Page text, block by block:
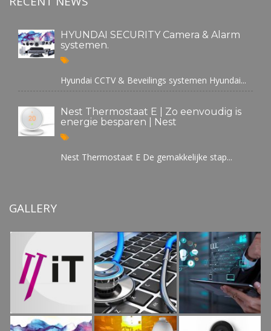
HYUNDAI SECURITY Camera & Alarm
systemen.
Hyundai CCTV & Beveilings systemen Hyundai...
Nest Thermostaat E | Zo eenvoudig is
energie besparen | Nest
Nest Thermostaat E De gemakkelijke stap...
GALLERY